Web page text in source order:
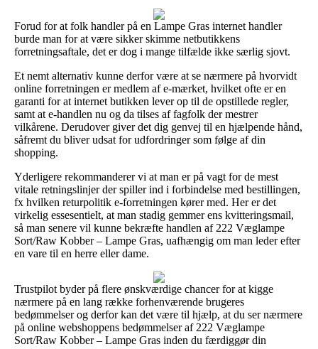
Forud for at folk handler på en Lampe Gras internet handler
burde man for at være sikker skimme netbutikkens
forretningsaftale, det er dog i mange tilfælde ikke særlig sjovt.
Et nemt alternativ kunne derfor være at se nærmere på hvorvidt
online forretningen er medlem af e-mærket, hvilket ofte er en
garanti for at internet butikken lever op til de opstillede regler,
samt at e-handlen nu og da tilses af fagfolk der mestrer
vilkårene. Derudover giver det dig genvej til en hjælpende hånd,
såfremt du bliver udsat for udfordringer som følge af din
shopping.
Yderligere rekommanderer vi at man er på vagt for de mest
vitale retningslinjer der spiller ind i forbindelse med bestillingen,
fx hvilken returpolitik e-forretningen kører med. Her er det
virkelig essesentielt, at man stadig gemmer ens kvitteringsmail,
så man senere vil kunne bekræfte handlen af 222 Væglampe
Sort/Raw Kobber – Lampe Gras, uafhængig om man leder efter
en vare til en herre eller dame.
Trustpilot byder på flere ønskværdige chancer for at kigge
nærmere på en lang række forhenværende brugeres
bedømmelser og derfor kan det være til hjælp, at du ser nærmere
på online webshoppens bedømmelser af 222 Væglampe
Sort/Raw Kobber – Lampe Gras inden du færdiggør din